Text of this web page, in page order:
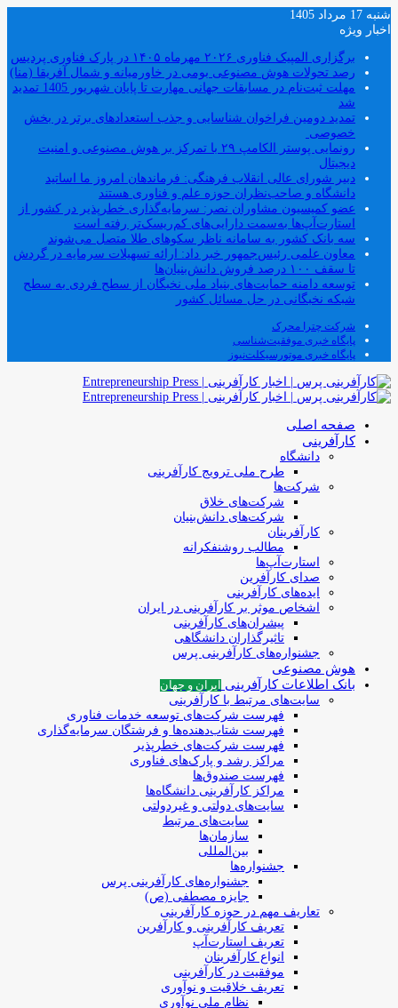
شنبه 17 مرداد 1405
اخبار ویژه
برگزاری المپیک فناوری ۲۰۲۶ مهرماه ۱۴۰۵ در پارک فناوری پردیس
رصد تحولات هوش مصنوعی بومی در خاورمیانه و شمال آفریقا (منا)
مهلت ثبت‌نام در مسابقات جهانی مهارت تا پایان شهریور 1405 تمدید
شد
تمدید دومین فراخوان شناسایی و جذب استعدادهای برتر در بخش
خصوصی
رونمایی پوستر الکامپ ۲۹ با تمرکز بر هوش مصنوعی و امنیت
دیجیتال
دبیر شورای عالی انقلاب فرهنگی: فرماندهان امروز ما اساتید
دانشگاه و صاحب‌نظران حوزه علم و فناوری هستند
عضو کمیسیون مشاوران نصر: سرمایه‌گذاری خطرپذیر در کشور از
استارت‌آپ‌ها به‌سمت دارایی‌های کم‌ریسک‌تر رفته است
سه بانک کشور به سامانه ناظر سکوهای طلا متصل می‌شوند
معاون علمی رئیس‌جمهور خبر داد: ارائه تسهیلات سرمایه در گردش
تا سقف ۱۰۰ درصد فروش دانش‌بنیان‌ها
توسعه دامنه حمایت‌های بنیاد ملی نخبگان از سطح فردی به سطح
شبکه نخبگانی در حل مسائل کشور
شرکت چترا محرک
پایگاه خبری موفقیت‌شناسی
پایگاه خبری موتورسیکلت‌نیوز
صفحه اصلی
کارآفرینی
دانشگاه
طرح ملی ترویج کارآفرینی
شرکت‌ها
شرکت‌های خلاق
شرکت‌های دانش‌بنیان
کارآفرینان
مطالب روشنفکرانه
استارت‌آپ‌ها
صدای کارآفرین
ایده‌های کارآفرینی
اشخاص موثر بر کارآفرینی در ایران
پیشران‌های کارآفرینی
تاثیرگذاران دانشگاهی
جشنواره‌های کارآفرینی‌ پرس
هوش مصنوعی
بانک اطلاعات کارآفرینی
ایران و جهان
سایت‌های مرتبط با کارآفرینی
فهرست شرکت‌های‌‌ توسعه‌ خدمات فناوری
فهرست شتاب‌دهنده‌ها‌ و فرشتگان‌ سرمایه‌گذاری
فهرست شرکت‌های خطرپذیر
مراکز رشد و پارک‌های فناوری
فهرست صندوق‌ها
مراکز کارآفرینی دانشگاه‌ها
سایت‌های دولتی و غیردولتی
سایت‌های مرتبط
سازمان‌ها
بین‌المللی
جشنواره‌ها
جشنواره‌های کارآفرینی‌ پرس
جایزه مصطفی (ص)
تعاریف مهم در حوزه کارآفرینی
تعریف کارآفرینی و کارآفرین
تعریف استارت‌آپ
انواع کارآفرینان
موفقیت در کارآفرینی
تعریف خلاقیت و نوآوری
نظام ملی نوآوری